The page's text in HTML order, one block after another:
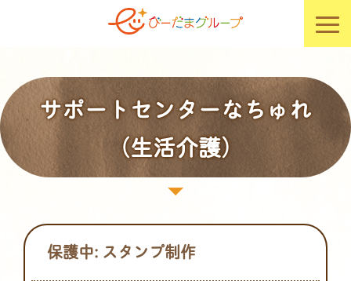
サポートセンターなちゅれ
（生活介護）
保護中: スタンプ制作